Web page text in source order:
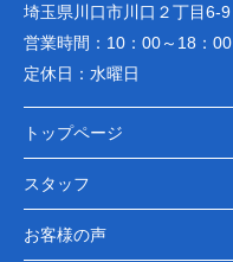
埼玉県川口市川口２丁目6-9
営業時間： 10：00～18：00
定休日： 水曜日
トップページ
スタッフ
お客様の声